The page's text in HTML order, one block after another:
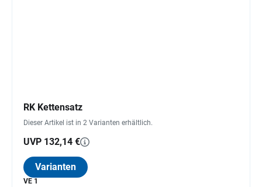
RK Kettensatz
Dieser Artikel ist in 2 Varianten erhältlich.
UVP 132,14 €
Varianten
VE 1